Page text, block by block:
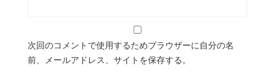
次回のコメントで使用するためブラウザーに自分の名
前、メールアドレス、サイトを保存する。